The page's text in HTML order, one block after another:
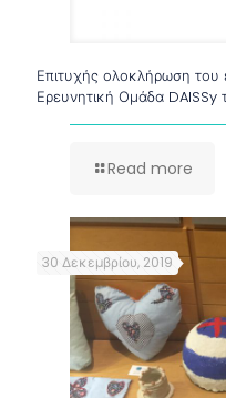
Επιτυχής ολοκλήρωση του
Ερευνητική Ομάδα DAISSy
Read more
30 Δεκεμβρίου, 2019